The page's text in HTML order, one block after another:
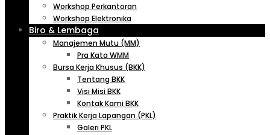
Workshop Perkantoran
Workshop Elektronika
Biro & Lembaga
Manajemen Mutu (MM)
Pra Kata WMM
Bursa Kerja Khusus (BKK)
Tentang BKK
Visi Misi BKK
Kontak Kami BKK
Praktik Kerja Lapangan (PKL)
Galeri PKL